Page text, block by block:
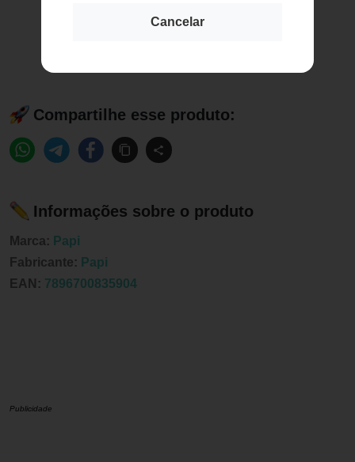
Cancelar
Compartilhe esse produto:
Informações sobre o produto
Marca: Papi
Fabricante: Papi
EAN: 7896700835904
Publicidade